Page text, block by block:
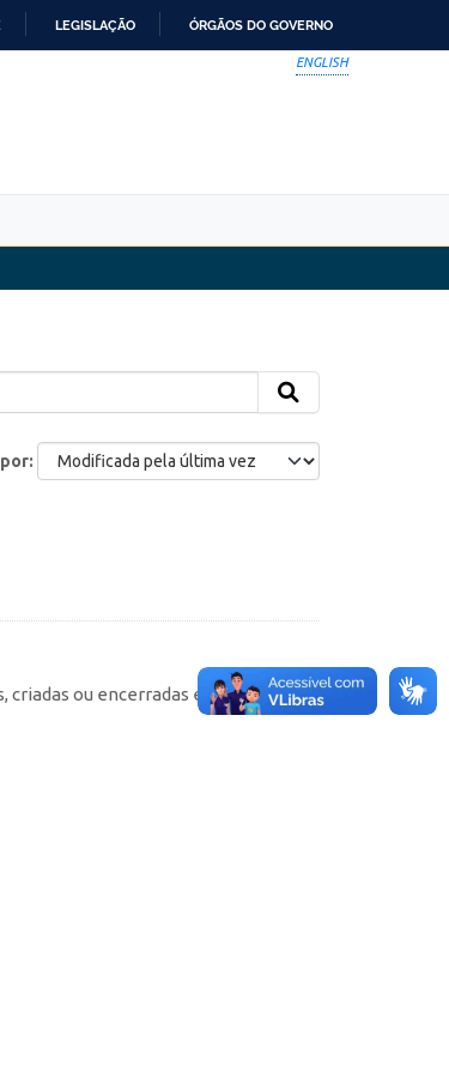
LEGISLAÇÃO ÓRGÃOS DO GOVERNO
ENGLISH
ou encerradas em cada